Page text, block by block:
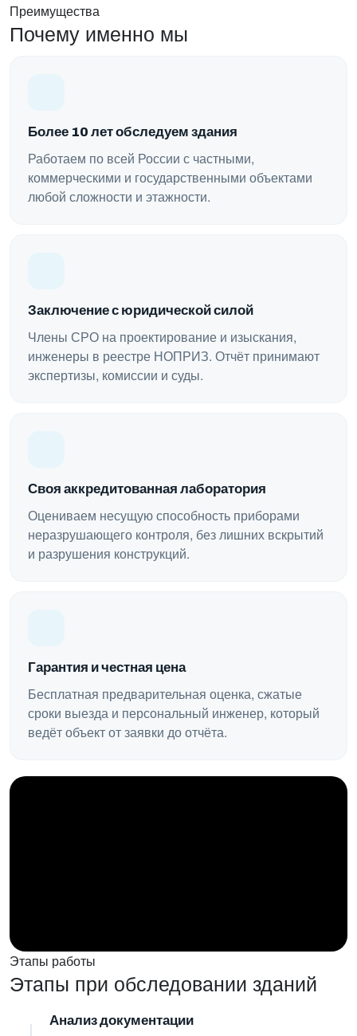
Преимущества
Почему именно мы
Более 10 лет обследуем здания
Работаем по всей России с частными,
коммерческими и государственными объектами
любой сложности и этажности.
Заключение с юридической силой
Члены СРО на проектирование и изыскания,
инженеры в реестре НОПРИЗ. Отчёт принимают
экспертизы, комиссии и суды.
Своя аккредитованная лаборатория
Оцениваем несущую способность приборами
неразрушающего контроля, без лишних вскрытий
и разрушения конструкций.
Гарантия и честная цена
Бесплатная предварительная оценка, сжатые
сроки выезда и персональный инженер, который
ведёт объект от заявки до отчёта.
Этапы работы
Этапы при обследовании зданий
01 Анализ документации